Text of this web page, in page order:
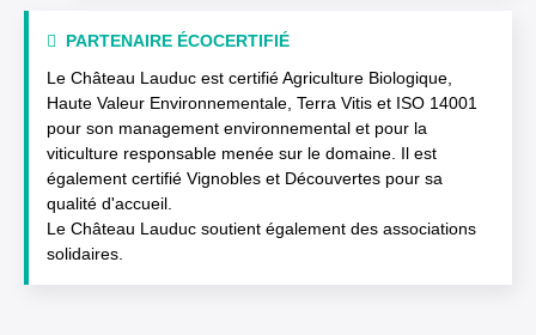
PARTENAIRE ÉCOCERTIFIÉ
Le Château Lauduc est certifié Agriculture Biologique,
Haute Valeur Environnementale, Terra Vitis et ISO 14001
pour son management environnemental et pour la
viticulture responsable menée sur le domaine. Il est
également certifié Vignobles et Découvertes pour sa
qualité d'accueil.
Le Château Lauduc soutient également des associations
solidaires.